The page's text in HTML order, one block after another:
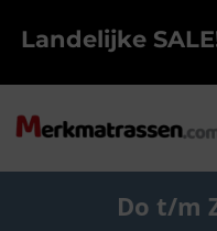
Landelijke
Do t/m